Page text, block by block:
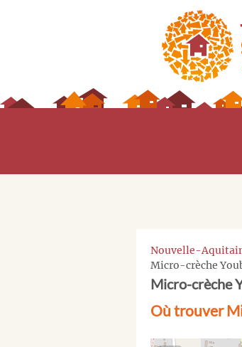
Nouvelle-
Micro-crèche
Micro-crèche
Où trouver